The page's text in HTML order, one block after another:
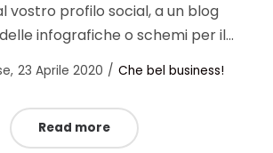
vostro profilo social, a un blog
infografiche o schemi per il…
Posted
23 Aprile 2020
Posted
Che bel business!
Read more